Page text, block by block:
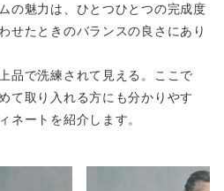
の魅力は、ひとつひとつの完成度
せたときのバランスの良さにあり
品で洗練されて見える。ここで
て取り入れる方にも分かりやす
ネートを紹介します。